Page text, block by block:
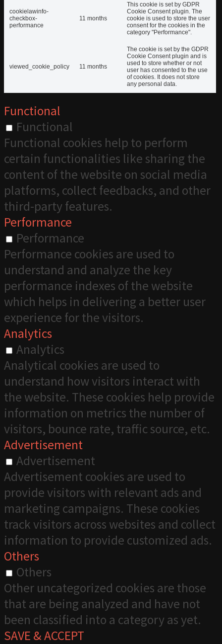
cookielawinfo-
checkbox-
performance
11 months
This cookie is set by GDPR
Cookie Consent plugin. The
cookie is used to store the user
consent for the cookies in the
category "Performance".
viewed_cookie_policy 11 months
The cookie is set by the GDPR
Cookie Consent plugin and is
used to store whether or not
user has consented to the use
of cookies. It does not store
any personal data.
Functional
Functional
Functional cookies help to perform
certain functionalities like sharing the
content of the website on social media
platforms, collect feedbacks, and other
third-party features.
Performance
Performance
Performance cookies are used to
understand and analyze the key
performance indexes of the website
which helps in delivering a better user
experience for the visitors.
Analytics
Analytics
Analytical cookies are used to
understand how visitors interact with
the website. These cookies help provide
information on metrics the number of
visitors, bounce rate, traffic source, etc.
Advertisement
Advertisement
Advertisement cookies are used to
provide visitors with relevant ads and
marketing campaigns. These cookies
track visitors across websites and collect
information to provide customized ads.
Others
Others
Other uncategorized cookies are those
that are being analyzed and have not
been classified into a category as yet.
SAVE & ACCEPT